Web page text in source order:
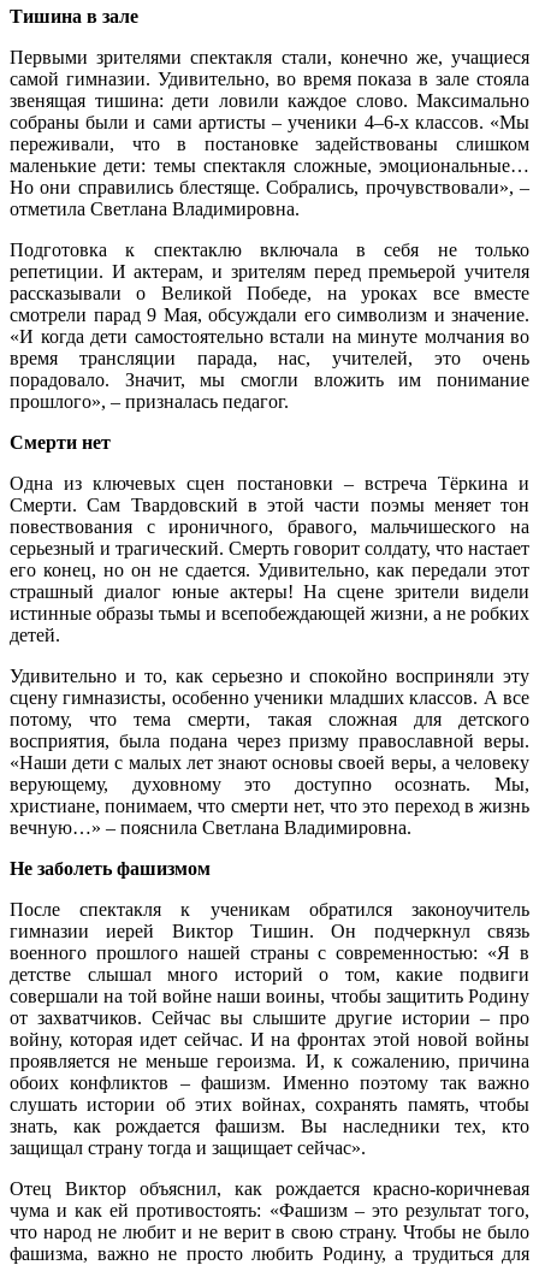
Тишина в зале
Первыми зрителями спектакля стали, конечно же, учащиеся
самой гимназии. Удивительно, во время показа в зале стояла
звенящая тишина: дети ловили каждое слово. Максимально
собраны были и сами артисты – ученики 4–6-х классов. «Мы
переживали, что в постановке задействованы слишком
маленькие дети: темы спектакля сложные, эмоциональные…
Но они справились блестяще. Собрались, прочувствовали», –
отметила Светлана Владимировна.
Подготовка к спектаклю включала в себя не только
репетиции. И актерам, и зрителям перед премьерой учителя
рассказывали о Великой Победе, на уроках все вместе
смотрели парад 9 Мая, обсуждали его символизм и значение.
«И когда дети самостоятельно встали на минуте молчания во
время трансляции парада, нас, учителей, это очень
порадовало. Значит, мы смогли вложить им понимание
прошлого», – призналась педагог.
Смерти нет
Одна из ключевых сцен постановки – встреча Тёркина и
Смерти. Сам Твардовский в этой части поэмы меняет тон
повествования с ироничного, бравого, мальчишеского на
серьезный и трагический. Смерть говорит солдату, что настает
его конец, но он не сдается. Удивительно, как передали этот
страшный диалог юные актеры! На сцене зрители видели
истинные образы тьмы и всепобеждающей жизни, а не робких
детей.
Удивительно и то, как серьезно и спокойно восприняли эту
сцену гимназисты, особенно ученики младших классов. А все
потому, что тема смерти, такая сложная для детского
восприятия, была подана через призму православной веры.
«Наши дети с малых лет знают основы своей веры, а человеку
верующему, духовному это доступно осознать. Мы,
христиане, понимаем, что смерти нет, что это переход в жизнь
вечную…» – пояснила Светлана Владимировна.
Не заболеть фашизмом
После спектакля к ученикам обратился законоучитель
гимназии иерей Виктор Тишин. Он подчеркнул связь
военного прошлого нашей страны с современностью: «Я в
детстве слышал много историй о том, какие подвиги
совершали на той войне наши воины, чтобы защитить Родину
от захватчиков. Сейчас вы слышите другие истории – про
войну, которая идет сейчас. И на фронтах этой новой войны
проявляется не меньше героизма. И, к сожалению, причина
обоих конфликтов – фашизм. Именно поэтому так важно
слушать истории об этих войнах, сохранять память, чтобы
знать, как рождается фашизм. Вы наследники тех, кто
защищал страну тогда и защищает сейчас».
Отец Виктор объяснил, как рождается красно-коричневая
чума и как ей противостоять: «Фашизм – это результат того,
что народ не любит и не верит в свою страну. Чтобы не было
фашизма, важно не просто любить Родину, а трудиться для